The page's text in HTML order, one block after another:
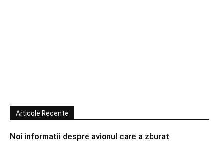
Articole Recente
Noi informatii despre avionul care a zburat